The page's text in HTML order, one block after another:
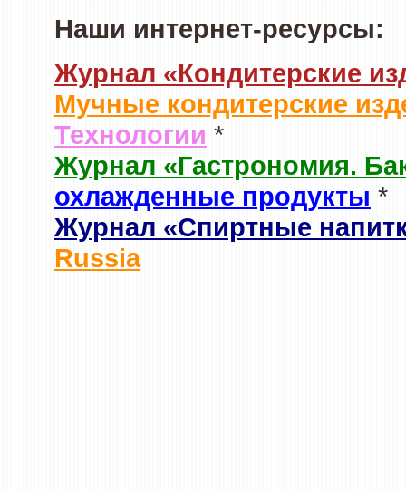
Наши интернет-ресурсы:
Журнал «Кондитерские
Мучные кондитерские
Технологии *
Журнал «Гастрономия.
охлажденные продукты *
Журнал «Спиртные
Russia